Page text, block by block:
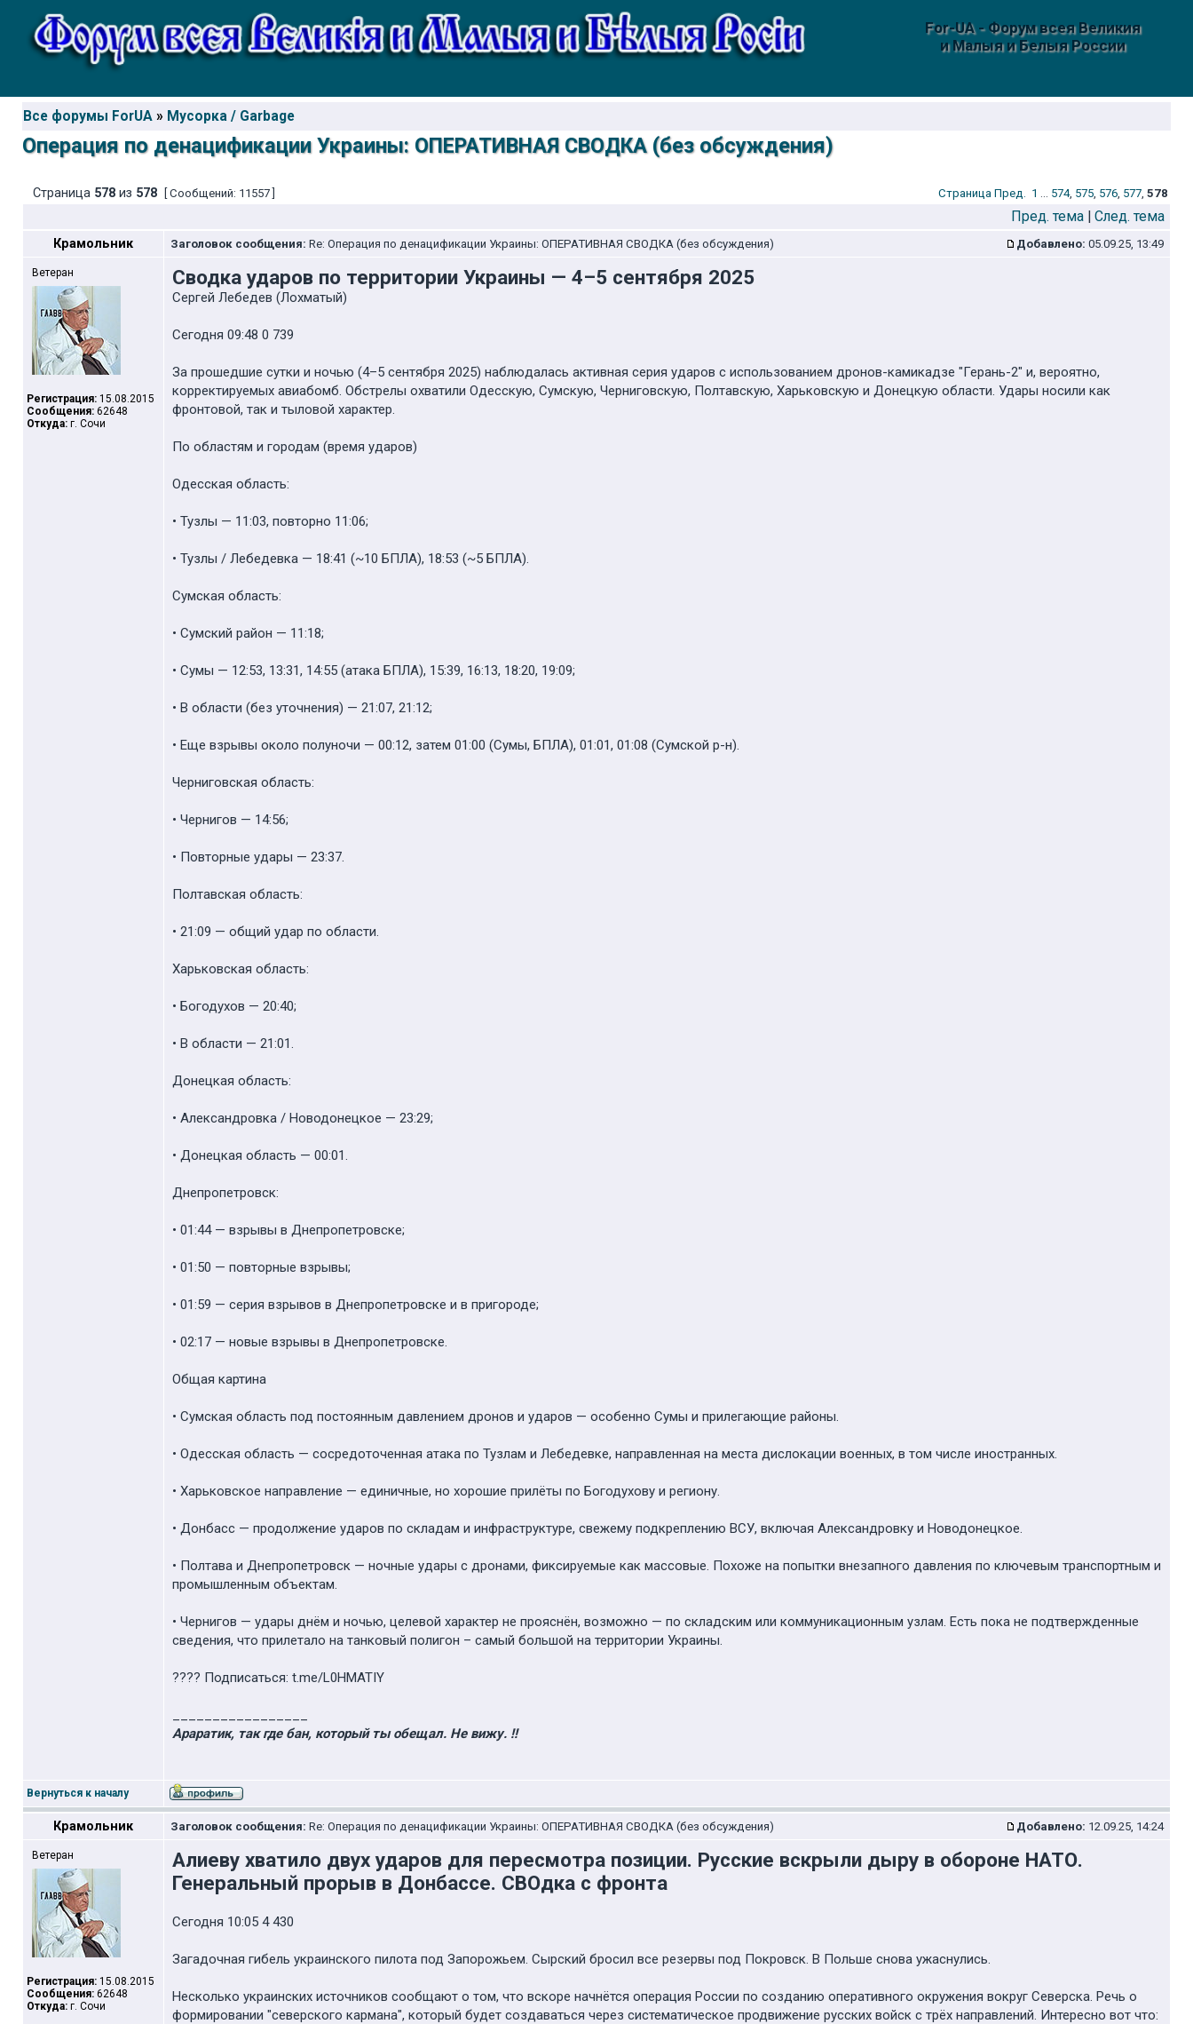
For-UA - Форум всея Великия
и Малыя и Белыя России
Все форумы ForUA » Мусорка / Garbage
Операция по денацификации Украины: ОПЕРАТИВНАЯ СВОДКА (без обсуждения)
Страница 578 из 578 [ Сообщений: 11557 ] Стрaница Пред. 1 ... 574, 575, 576, 577, 578
Пред. тема | След. тема
Крамольник Заголовок сообщения: Re: Операция по денацификации Украины: ОПЕРАТИВНАЯ СВОДКА (без обсуждения) Добавлено: 05.09.25, 13:49
Ветеран
Регистрация: 15.08.2015
Сообщения: 62648
Откуда: г. Сочи
Сводка ударов по территории Украины — 4–5 сентября 2025
Сергей Лебедев (Лохматый)
Сегодня 09:48 0 739
За прошедшие сутки и ночью (4–5 сентября 2025) наблюдалась активная серия ударов с использованием дронов-камикадзе "Герань-2" и, вероятно,
корректируемых авиабомб. Обстрелы охватили Одесскую, Сумскую, Черниговскую, Полтавскую, Харьковскую и Донецкую области. Удары носили как
фронтовой, так и тыловой характер.
По областям и городам (время ударов)
Одесская область:
• Тузлы — 11:03, повторно 11:06;
• Тузлы / Лебедевка — 18:41 (~10 БПЛА), 18:53 (~5 БПЛА).
Сумская область:
• Сумский район — 11:18;
• Сумы — 12:53, 13:31, 14:55 (атака БПЛА), 15:39, 16:13, 18:20, 19:09;
• В области (без уточнения) — 21:07, 21:12;
• Еще взрывы около полуночи — 00:12, затем 01:00 (Сумы, БПЛА), 01:01, 01:08 (Сумской р-н).
Черниговская область:
• Чернигов — 14:56;
• Повторные удары — 23:37.
Полтавская область:
• 21:09 — общий удар по области.
Харьковская область:
• Богодухов — 20:40;
• В области — 21:01.
Донецкая область:
• Александровка / Новодонецкое — 23:29;
• Донецкая область — 00:01.
Днепропетровск:
• 01:44 — взрывы в Днепропетровске;
• 01:50 — повторные взрывы;
• 01:59 — серия взрывов в Днепропетровске и в пригороде;
• 02:17 — новые взрывы в Днепропетровске.
Общая картина
• Сумская область под постоянным давлением дронов и ударов — особенно Сумы и прилегающие районы.
• Одесская область — сосредоточенная атака по Тузлам и Лебедевке, направленная на места дислокации военных, в том числе иностранных.
• Харьковское направление — единичные, но хорошие прилёты по Богодухову и региону.
• Донбасс — продолжение ударов по складам и инфраструктуре, свежему подкреплению ВСУ, включая Александровку и Новодонецкое.
• Полтава и Днепропетровск — ночные удары с дронами, фиксируемые как массовые. Похоже на попытки внезапного давления по ключевым транспортным и
промышленным объектам.
• Чернигов — удары днём и ночью, целевой характер не прояснён, возможно — по складским или коммуникационным узлам. Есть пока не подтвержденные
сведения, что прилетало на танковый полигон – самый большой на территории Украины.
???? Подписаться: t.me/L0HMATIY
Араратик, так где бан, который ты обещал. Не вижу. !!
Вернуться к началу
Крамольник Заголовок сообщения: Re: Операция по денацификации Украины: ОПЕРАТИВНАЯ СВОДКА (без обсуждения) Добавлено: 12.09.25, 14:24
Ветеран
Регистрация: 15.08.2015
Сообщения: 62648
Откуда: г. Сочи
Алиеву хватило двух ударов для пересмотра позиции. Русские вскрыли дыру в обороне НАТО.
Генеральный прорыв в Донбассе. СВОдка с фронта
Сегодня 10:05 4 430
Загадочная гибель украинского пилота под Запорожьем. Сырский бросил все резервы под Покровск. В Польше снова ужаснулись.
Несколько украинских источников сообщают о том, что вскоре начнётся операция России по созданию оперативного окружения вокруг Северска. Речь о
формировании "северского кармана", который будет создаваться через систематическое продвижение русских войск с трёх направлений. Интересно вот что: